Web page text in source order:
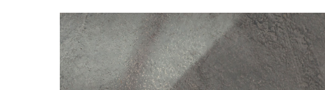
Qualité
Journal
Galerie
Sélection fromages chèvre
Sélection fromages mixte
Sélection plateaux